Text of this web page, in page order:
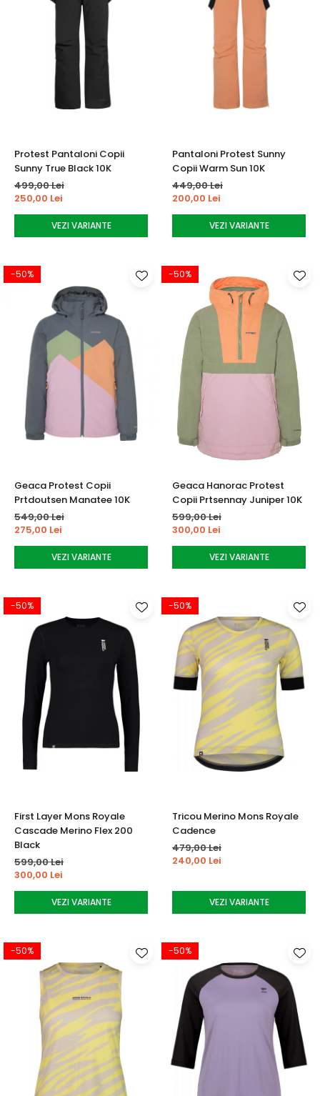
Protest Pantaloni Copii
Sunny True Black 10K
499,00 Lei
250,00 Lei
VEZI VARIANTE
Pantaloni Protest Sunny
Copii Warm Sun 10K
449,00 Lei
200,00 Lei
VEZI VARIANTE
-50%
Geaca Protest Copii
Prtdoutsen Manatee 10K
549,00 Lei
275,00 Lei
VEZI VARIANTE
-50%
Geaca Hanorac Protest
Copii Prtsennay Juniper 10K
599,00 Lei
300,00 Lei
VEZI VARIANTE
-50%
First Layer Mons Royale
Cascade Merino Flex 200
Black
599,00 Lei
300,00 Lei
VEZI VARIANTE
-50%
Tricou Merino Mons Royale
Cadence
479,00 Lei
240,00 Lei
VEZI VARIANTE
-50% -50%